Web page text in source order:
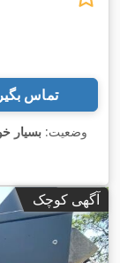
تماس
وضعیت: بسیار
آگهی کوچک